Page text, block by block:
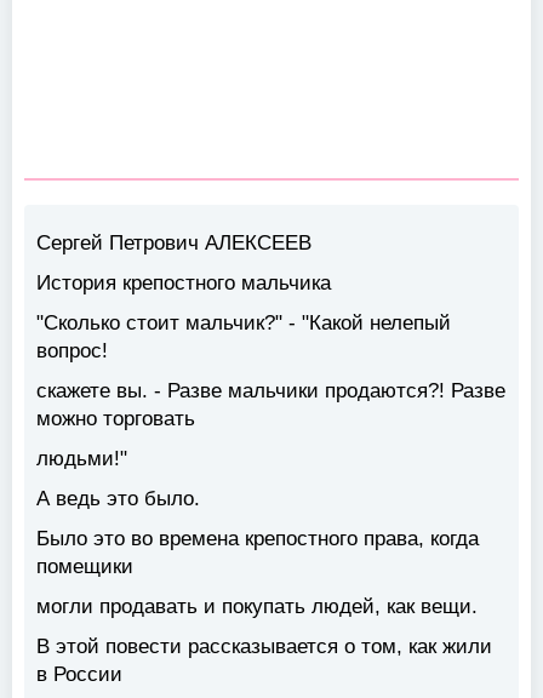
Сергей Петрович АЛЕКСЕЕВ
История крепостного мальчика
"Сколько стоит мальчик?" - "Какой нелепый
вопрос!
скажете вы. - Разве мальчики продаются?! Разве
можно торговать
людьми!"
А ведь это было.
Было это во времена крепостного права, когда
помещики
могли продавать и покупать людей, как вещи.
В этой повести рассказывается о том, как жили
в России